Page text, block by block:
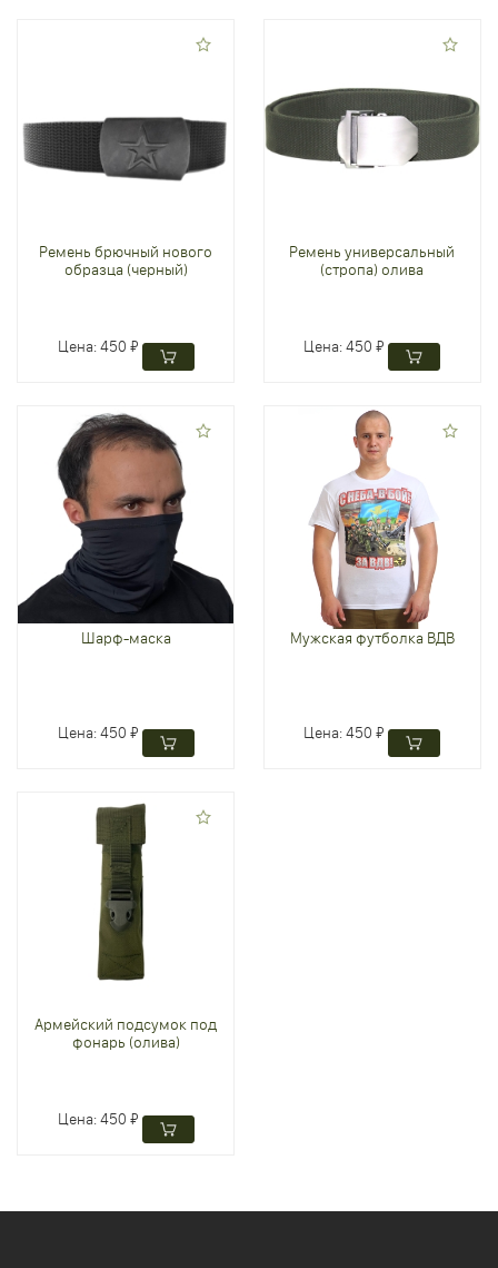
Ремень брючный нового
образца (черный)
Цена:450 ₽
Ремень универсальный
(стропа) олива
Цена:450 ₽
Шарф-маска
Цена:450 ₽
Мужская футболка ВДВ
Цена:450 ₽
Армейский подсумок под
фонарь (олива)
Цена:450 ₽